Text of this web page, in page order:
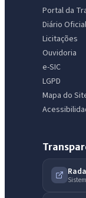
Portal da
Diário Oficial
Licitações
Ouvidoria
e-SIC
LGPD
Mapa do
IntGest AI
Assistente
Olá. Pergunte
licitações,